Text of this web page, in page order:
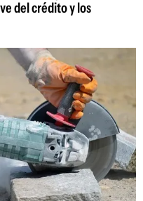
del crédito y los